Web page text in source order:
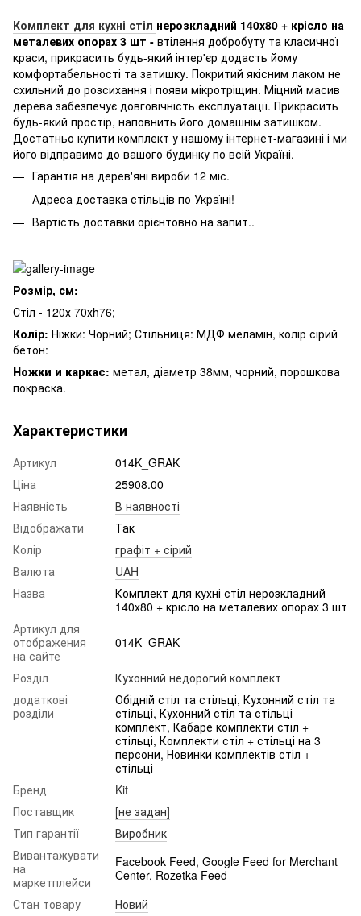
Комплект для кухні стіл нерозкладний 140х80 + крісло на
металевих опорах 3 шт - втілення добробуту та класичної
краси, прикрасить будь-який інтер'єр додасть йому
комфортабельності та затишку. Покритий якісним лаком не
схильний до розсихання і появи мікротріщин. Міцний масив
дерева забезпечує довговічність експлуатації. Прикрасить
будь-який простір, наповнить його домашнім затишком.
Достатньо купити комплект у нашому інтернет-магазині і ми
його відправимо до вашого будинку по всій Україні.
Гарантія на дерев'яні вироби 12 міс.
Адреса доставка стільців по Україні!
Вартість доставки орієнтовно на запит..
Розмір, см:
Стіл - 120х 70хh76;
Колір: Ніжки: Чорний; Стільниця: МДФ меламін, колір сірий
бетон:
Ножки и каркас: метал, діаметр 38мм, чорний, порошкова
покраска.
Характеристики
Артикул
014K_GRAK
Ціна
25908.00
Наявність
В наявності
Відображати
Так
Колір
графіт + сірий
Валюта
UAH
Назва
Комплект для кухні стіл нерозкладний
140х80 + крісло на металевих опорах 3 шт
Артикул для
отображения
на сайте
014K_GRAK
Розділ
Кухонний недорогий комплект
додаткові
розділи
Обідній стіл та стільці, Кухонний стіл та
стільці, Кухонний стіл та стільці
комплект, Кабаре комплекти стіл +
стільці, Комплекти стіл + стільці на 3
персони, Новинки комплектів стіл +
стільці
Бренд
Kit
Поставщик
[не задан]
Тип гарантії
Виробник
Вивантажувати
на
маркетплейси
Facebook Feed, Google Feed for Merchant
Center, Rozetka Feed
Стан товару
Новий